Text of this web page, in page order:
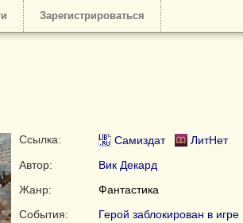
Зарегистрироваться
Ссылка: Самиздат
ЛитНет
Автор:
Вик Декард
Жанр:
Фантастика
События:
Герой заблокирован в игре